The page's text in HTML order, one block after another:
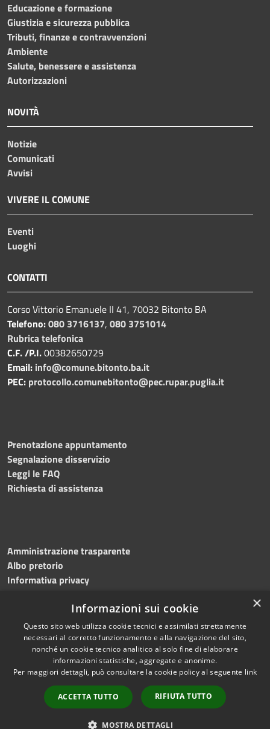
Educazione e formazione
Giustizia e sicurezza pubblica
Tributi, finanze e contravvenzioni
Ambiente
Salute, benessere e assistenza
Autorizzazioni
NOVITÀ
Notizie
Comunicati
Avvisi
VIVERE IL COMUNE
Eventi
Luoghi
CONTATTI
Corso Vittorio Emanuele II 41, 70032 Bitonto BA
Telefono:080 3716137, 080 3751014
Rubrica telefonica
C.F. /P.I.00382650729
Email: info@comune.bitonto.ba.it
PEC: protocollo.comunebitonto@pec.rupar.puglia.it
Prenotazione appuntamento
Segnalazione disservizio
Leggi le FAQ
Richiesta di assistenza
Amministrazione trasparente
Albo pretorio
Informativa privacy
Dichiarazione di accessibilità Meccanismo di feedback
RSS
Copyright © 2026 • Comune di
Municipium•
Accesso
redazione
×
Informazioni sui cookie
Questo sito web utilizza cookie tecnici e assimilati strettamente
necessari al corretto funzionamento e alla navigazione del sito,
nonché un cookie tecnico analitico al solo fine di elaborare
informazioni statistiche, aggregate e anonime.
Per maggiori dettagli, può consultare la cookie policy al seguente link
ACCETTA TUTTO RIFIUTA TUTTO
MOSTRA DETTAGLI